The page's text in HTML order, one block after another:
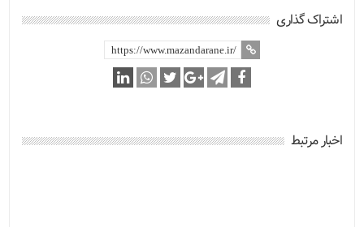
اشتراک گذاری
اخبار مرتبط